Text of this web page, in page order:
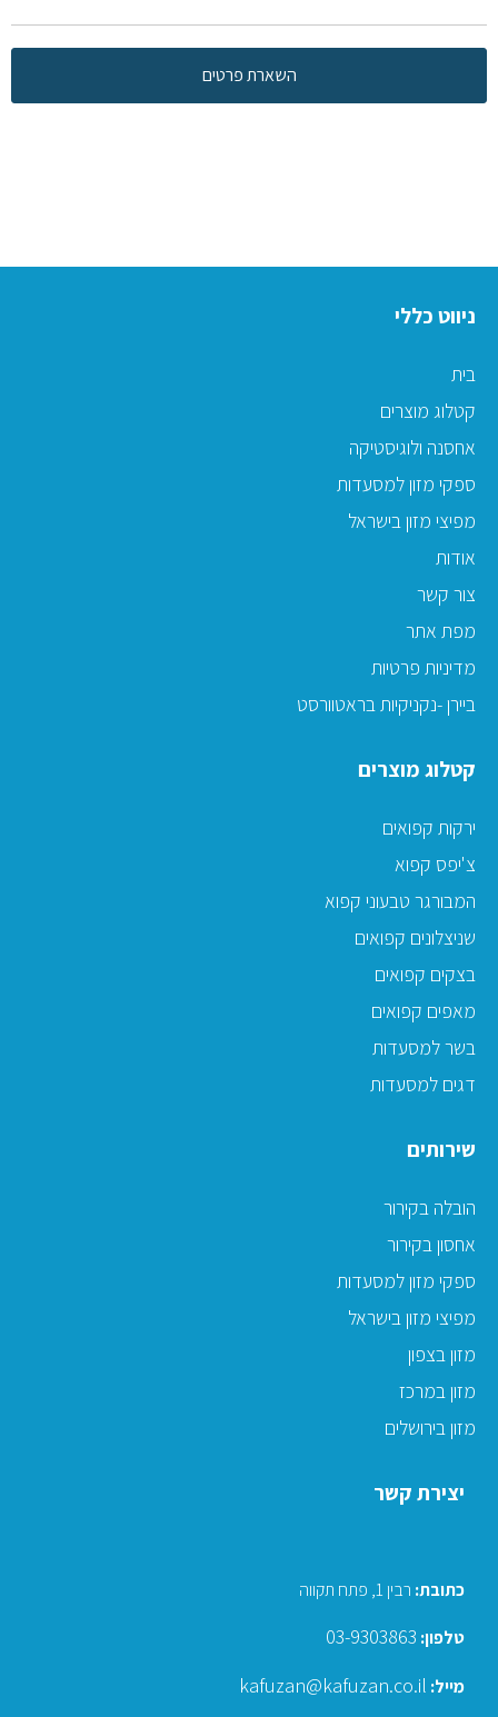
השארת פרטים
ניווט כללי
בית
קטלוג מוצרים
אחסנה ולוגיסטיקה
ספקי מזון למסעדות
מפיצי מזון בישראל
אודות
צור קשר
מפת אתר
מדיניות פרטיות
ביירן -נקניקיות בראטוורסט
קטלוג מוצרים
ירקות קפואים
צ'יפס קפוא
המבורגר טבעוני קפוא
שניצלונים קפואים
בצקים קפואים
מאפים קפואים
בשר למסעדות
דגים למסעדות
שירותים
הובלה בקירור
אחסון בקירור
ספקי מזון למסעדות
מפיצי מזון בישראל
מזון בצפון
מזון במרכז
מזון בירושלים
יצירת קשר
כתובת: רבין 1, פתח תקווה
טלפון: 03-9303863
מייל: kafuzan@kafuzan.co.il